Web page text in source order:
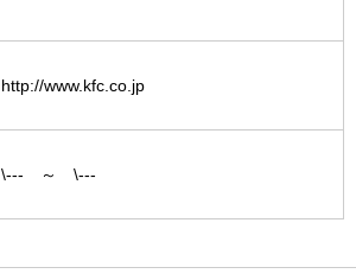
http://www.kfc.co.jp
\--- ～ \---